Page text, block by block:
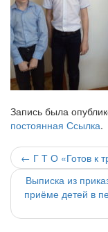
Запись была
постоянная Ссылка.
по
записи
← Г Т О «Готов к
Выписка из
приёме детей в